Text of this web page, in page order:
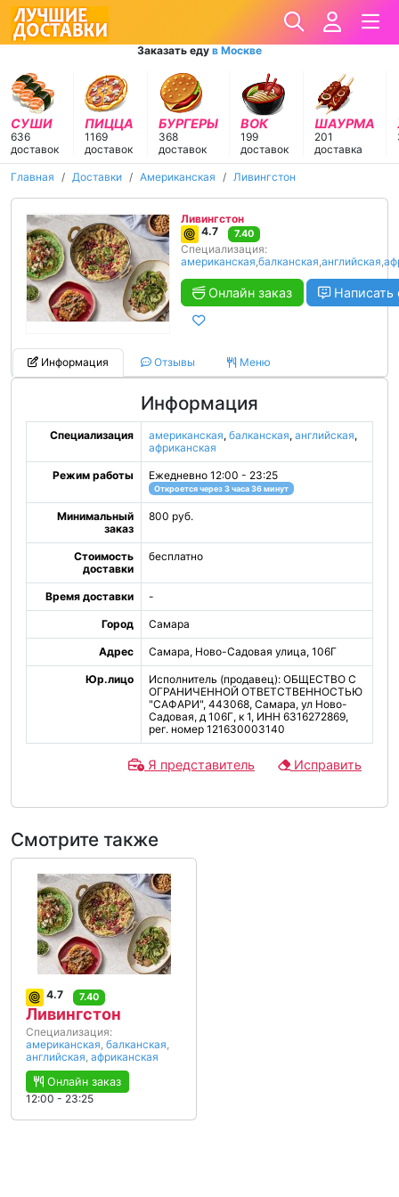
Заказать еду в Москве
СУШИ
636
доставок
ПИЦЦА
1169
доставок
БУРГЕРЫ
368
доставок
ВОК
199
доставок
ШАУРМА
201
доставка
Главная Доставки Американская Ливингстон
Ливингстон
4.7
7.40
Специализация:
американская,балканская,английская,
Онлайн заказ Написать
Информация Отзывы Меню
Информация
Специализация американская, балканская, английская,
африканская
Режим работы Ежедневно 12:00 - 23:25
Откроется через 3 часа 36 минут
Минимальный
заказ
800 руб.
Стоимость
доставки
бесплатно
Время доставки -
Город Самара
Адрес Самара, Ново-Садовая улица, 106Г
Юр.лицо
Исполнитель (продавец): ОБЩЕСТВО С
ОГРАНИЧЕННОЙ ОТВЕТСТВЕННОСТЬЮ
"САФАРИ", 443068, Самара, ул Ново-
Садовая, д 106Г, к 1, ИНН 6316272869,
рег. номер 121630003140
Исправить
Я представитель
Смотрите также
4.7 7.40
Ливингстон
Специализация:
американская, балканская,
английская, африканская
Онлайн заказ
12:00 - 23:25